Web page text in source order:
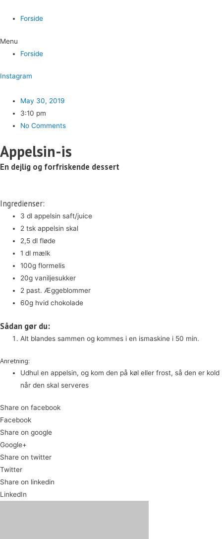
Forside
Menu
Forside
Instagram
May 30, 2019
3:10 pm
No Comments
Appelsin-is
En dejlig og forfriskende dessert
Ingredienser:
3 dl appelsin saft/juice
2 tsk appelsin skal
2,5 dl fløde
1 dl mælk
100g flormelis
20g vaniljesukker
2 past. Æggeblommer
60g hvid chokolade
Sådan gør du:
Alt blandes sammen og kommes i en ismaskine i 50 min.
Anretning:
Udhul en appelsin, og kom den på køl eller frost, så den er kold
når den skal serveres
Share on facebook
Facebook
Share on google
Google+
Share on twitter
Twitter
Share on linkedin
LinkedIn